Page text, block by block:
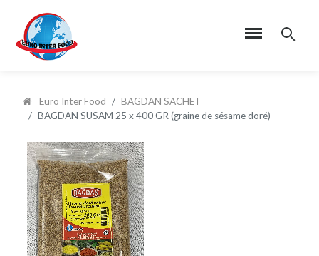
Euro Inter Food
BAGDAN SACHET
BAGDAN SUSAM 25 x 400 GR (graine de sésame doré)